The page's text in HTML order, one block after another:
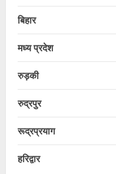
बिहार
मध्य प्रदेश
रुड़की
रुद्रपुर
रूद्रप्रयाग
हरिद्वार